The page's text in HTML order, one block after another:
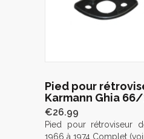
Pied pour
Karmann Ghia 66/
€26.99
Pied pour rétroviseur
1966 à 1974 Complet